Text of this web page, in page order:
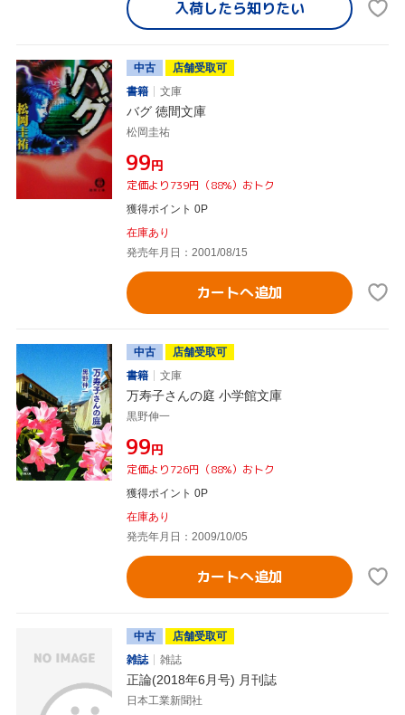
入荷したら知りたい
中古
店舗受取可
書籍
文庫
バグ 徳間文庫
松岡圭祐
¥99円
定価より739円（88%）おトク
獲得ポイント 0P
在庫あり
発売年月日：2001/08/15
カートへ追加
中古
店舗受取可
書籍
文庫
万寿子さんの庭 小学館文庫
黒野伸一
¥99円
定価より726円（88%）おトク
獲得ポイント 0P
在庫あり
発売年月日：2009/10/05
カートへ追加
中古
店舗受取可
雑誌
雑誌
正論(2018年6月号) 月刊誌
日本工業新聞社